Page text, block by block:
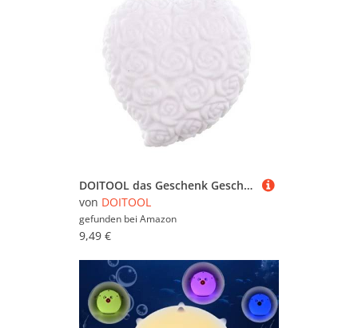
DOITOOL das Geschenk Geschenke Herzförmig Liebeslicht Nachtlicht Weiß
von DOITOOL
gefunden bei Amazon
9,49 €